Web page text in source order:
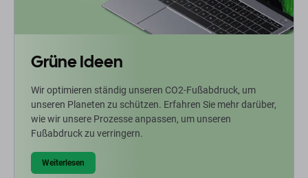
Grüne Ideen
Wir optimieren ständig unseren CO2-Fußabdruck, um
unseren Planeten zu schützen. Erfahren Sie mehr darüber,
wie wir unsere Prozesse anpassen, um unseren
Fußabdruck zu verringern.
Weiterlesen